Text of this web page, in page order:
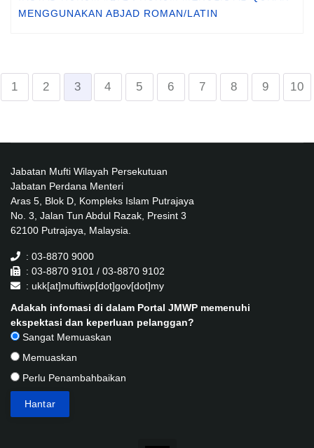
MENGGUNAKAN ABJAD ROMAN/LATIN
1 2 3 4 5 6 7 8 9 10
Jabatan Mufti Wilayah Persekutuan
Jabatan Perdana Menteri
Aras 5, Blok D, Kompleks Islam Putrajaya
No. 3, Jalan Tun Abdul Razak, Presint 3
62100 Putrajaya, Malaysia.
: 03-8870 9000
: 03-8870 9101 / 03-8870 9102
: ukk[at]muftiwp[dot]gov[dot]my
Adakah infomasi di dalam Portal JMWP memenuhi
ekspektasi dan keperluan pelanggan?
Sangat Memuaskan
Memuaskan
Perlu Penambahbaikan